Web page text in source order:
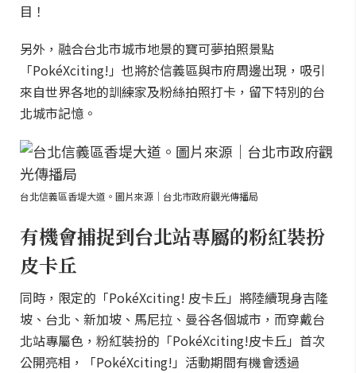
目！
另外，融合台北市城市地景的寶可夢拍照景點
「PokéXciting!」也將於信義區與市府周邊出現，吸引
來自世界各地的訓練家及粉絲拍照打卡，留下特別的台
北城市記憶。
台北信義區香堤大道。圖片來源｜台北市政府觀光傳播局
有機會捕捉到台北站專屬的粉紅裝扮
皮卡丘
同時，限定的「PokéXciting! 皮卡丘」將陸續現身吉隆
坡、台北、新加坡、馬尼拉、曼谷各個城市，而穿戴台
北站專屬色，粉紅裝扮的「PokéXciting!皮卡丘」首次
公開亮相，「PokéXciting!」活動期間有機會透過